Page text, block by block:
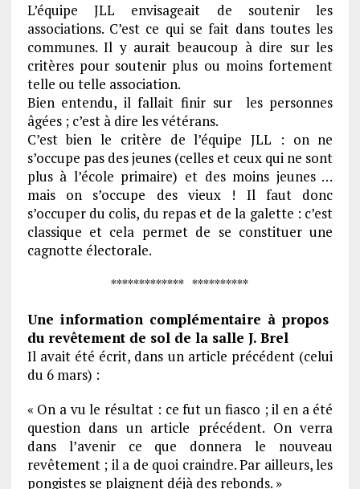
L’équipe JLL envisageait de soutenir les
associations. C’est ce qui se fait dans toutes les
communes. Il y aurait beaucoup à dire sur les
critères pour soutenir plus ou moins fortement
telle ou telle association.
Bien entendu, il fallait finir sur les personnes
âgées ; c’est à dire les vétérans.
C’est bien le critère de l’équipe JLL : on ne
s’occupe pas des jeunes (celles et ceux qui ne sont
plus à l’école primaire) et des moins jeunes …
mais on s’occupe des vieux ! Il faut donc
s’occuper du colis, du repas et de la galette : c’est
classique et cela permet de se constituer une
cagnotte électorale.
************* **********
Une information complémentaire à propos
du revêtement de sol de la salle J. Brel
Il avait été écrit, dans un article précédent (celui
du 6 mars) :
« On a vu le résultat : ce fut un fiasco ; il en a été
question dans un article précédent. On verra
dans l’avenir ce que donnera le nouveau
revêtement ; il a de quoi craindre. Par ailleurs, les
pongistes se plaignent déjà des rebonds. »